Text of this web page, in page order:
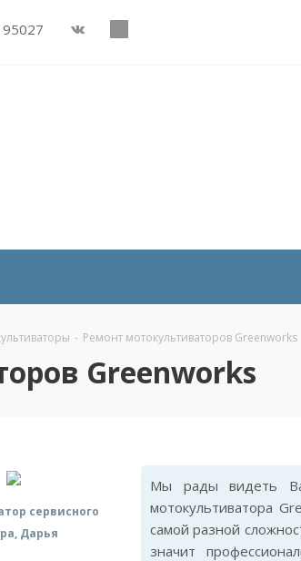
- Ремонт мотокультиваторов Greenworks
Greenworks
сервисного
Дарья
Мы рады видеть
мотокультиватора
самой разной
значит